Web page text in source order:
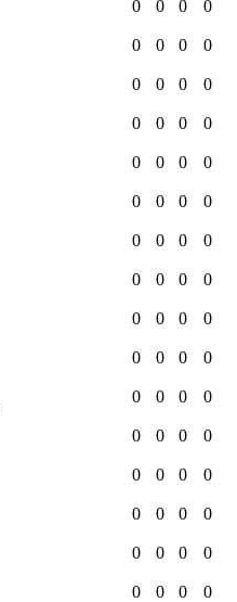
0 0 0 0
0 0 0 0
0 0 0 0
0 0 0 0
0 0 0 0
0 0 0 0
0 0 0 0
0 0 0 0
0 0 0 0
0 0 0 0
0 0 0 0
0 0 0 0
0 0 0 0
0 0 0 0
0 0 0 0
0 0 0
0